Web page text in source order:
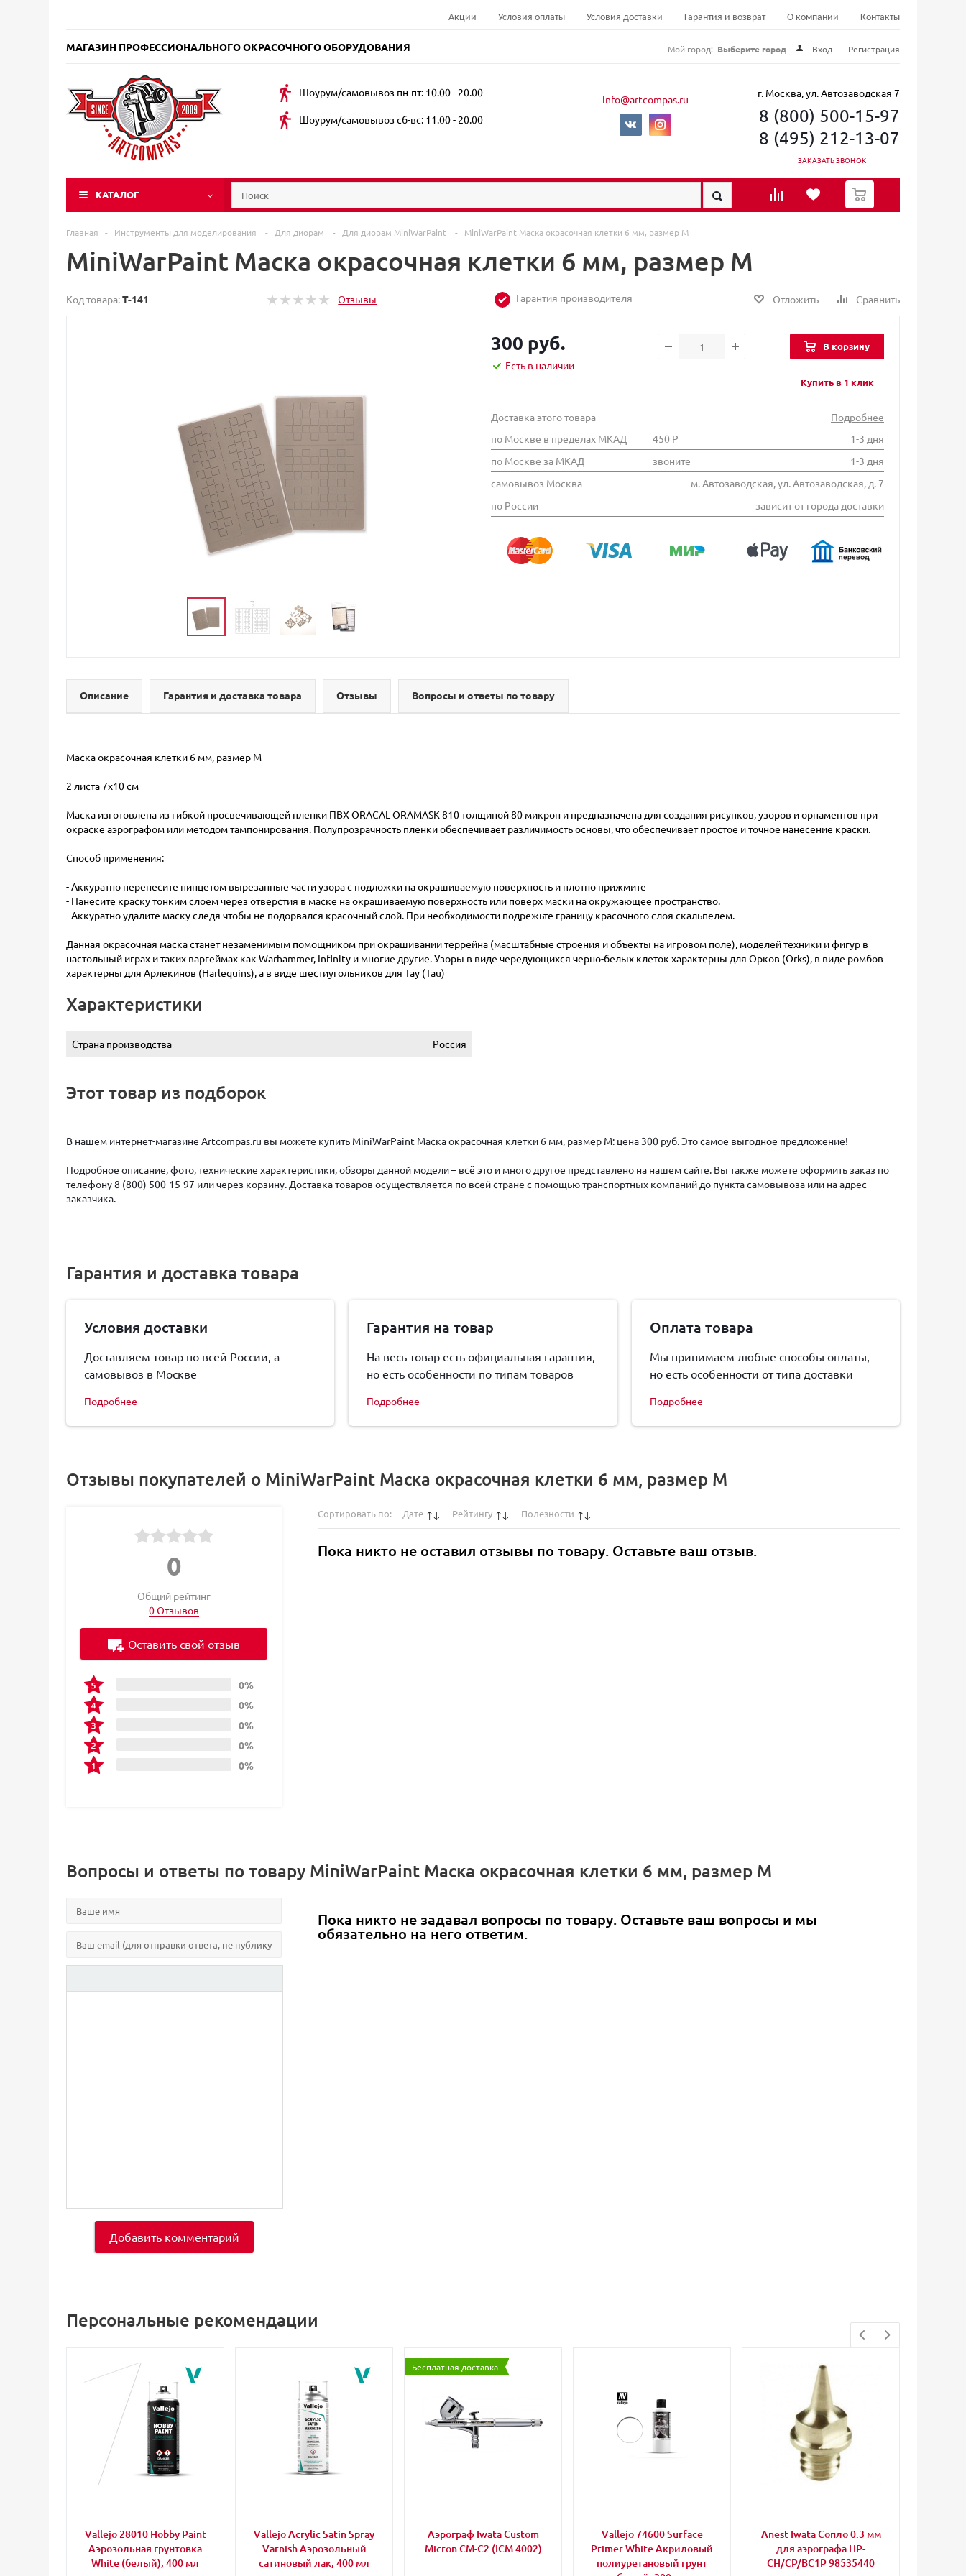
Акции Условия оплаты Условия доставки Гарантия и возврат О компании Контакты
МАГАЗИН ПРОФЕССИОНАЛЬНОГО ОКРАСОЧНОГО ОБОРУДОВАНИЯ Мой город: Выберите город Вход Регистрация
Шоурум/самовывоз пн-пт: 10.00 - 20.00
Шоурум/самовывоз сб-вс: 11.00 - 20.00
info@artcompas.ru г. Москва, ул. Автозаводская 7
8 (800) 500-15-97
8 (495) 212-13-07
ЗАКАЗАТЬ ЗВОНОК
КАТАЛОГ
0
Главная - Инструменты для моделирования - Для диорам - Для диорам MiniWarPaint - MiniWarPaint Маска окрасочная клетки 6 мм, размер M
MiniWarPaint Маска окрасочная клетки 6 мм, размер M
Код товара:T-141 Отзывы Гарантия производителя Отложить Сравнить
300 руб.
Есть в наличии
В корзину
Купить в 1 клик
Доставка этого товара
Подробнее
по Москве в пределах МКАД
450 Р
1-3 дня
по Москве за МКАД
звоните
1-3 дня
самовывоз Москва
м. Автозаводская, ул. Автозаводская, д. 7
по России
зависит от города доставки
Описание Гарантия и доставка товара Отзывы Вопросы и ответы по товару
Маска окрасочная клетки 6 мм, размер M
2 листа 7х10 см
Маска изготовлена из гибкой просвечивающей пленки ПВХ ORACAL ORAMASK 810 толщиной 80 микрон и предназначена для создания рисунков, узоров и орнаментов при
окраске аэрографом или методом тампонирования. Полупрозрачность пленки обеспечивает различимость основы, что обеспечивает простое и точное нанесение краски.
Способ применения:
- Аккуратно перенесите пинцетом вырезанные части узора с подложки на окрашиваемую поверхность и плотно прижмите
- Нанесите краску тонким слоем через отверстия в маске на окрашиваемую поверхность или поверх маски на окружающее пространство.
- Аккуратно удалите маску следя чтобы не подорвался красочный слой. При необходимости подрежьте границу красочного слоя скальпелем.
Данная окрасочная маска станет незаменимым помощником при окрашивании террейна (масштабные строения и объекты на игровом поле), моделей техники и фигур в
настольный играх и таких варгеймах как Warhammer, Infinity и многие другие. Узоры в виде чередующихся черно-белых клеток характерны для Орков (Orks), в виде ромбов
характерны для Арлекинов (Harlequins), а в виде шестиугольников для Тау (Tau)
Характеристики
Страна производства Россия
Этот товар из подборок
В нашем интернет-магазине Artcompas.ru вы можете купить MiniWarPaint Маска окрасочная клетки 6 мм, размер M: цена 300 руб. Это самое выгодное предложение!
Подробное описание, фото, технические характеристики, обзоры данной модели – всё это и много другое представлено на нашем сайте. Вы также можете оформить заказ по
телефону 8 (800) 500-15-97 или через корзину. Доставка товаров осуществляется по всей стране с помощью транспортных компаний до пункта самовывоза или на адрес
заказчика.
Гарантия и доставка товара
Условия доставки
Доставляем товар по всей России, а
самовывоз в Москве
Подробнее
Гарантия на товар
На весь товар есть официальная гарантия,
но есть особенности по типам товаров
Подробнее
Оплата товара
Мы принимаем любые способы оплаты,
но есть особенности от типа доставки
Подробнее
Отзывы покупателей о MiniWarPaint Маска окрасочная клетки 6 мм, размер M
0
Общий рейтинг
0 Отзывов
0%
0%
0%
0%
0%
Оставить свой отзыв
Сортировать по: Дате Рейтингу Полезности
Пока никто не оставил отзывы по товару. Оставьте ваш отзыв.
Вопросы и ответы по товару MiniWarPaint Маска окрасочная клетки 6 мм, размер M
Добавить комментарий
Пока никто не задавал вопросы по товару. Оставьте ваш вопросы и мы
обязательно на него ответим.
Персональные рекомендации
Vallejo 28010 Hobby Paint
Аэрозольная грунтовка
White (белый), 400 мл
Vallejo Acrylic Satin Spray
Varnish Аэрозольный
сатиновый лак, 400 мл
Бесплатная доставка
Аэрограф Iwata Custom
Micron CM-C2 (ICM 4002)
Vallejo 74600 Surface
Primer White Акриловый
полиуретановый грунт
Anest Iwata Сопло 0.3 мм
для аэрографа HP-
CH/CP/BC1P 98535440